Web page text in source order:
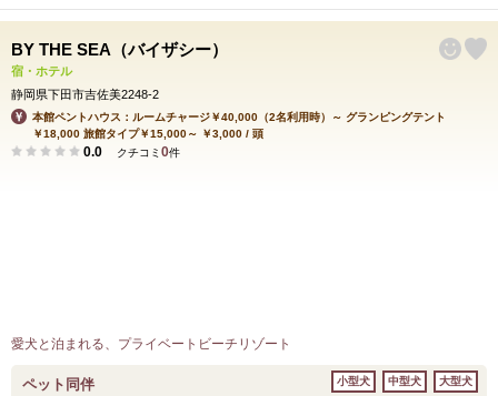
BY THE SEA（バイザシー）
宿・ホテル
静岡県下田市吉佐美2248-2
本館ペントハウス：ルームチャージ￥40,000（2名利用時）～ グランピングテント
￥18,000 旅館タイプ￥15,000～ ￥3,000 / 頭
0.0 クチコミ 0件
愛犬と泊まれる、プライベートビーチリゾート
ペット同伴 小型犬 中型犬 大型犬